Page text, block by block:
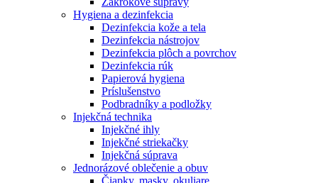
Hygiena a dezinfekcia
Dezinfekcia kože a tela
Dezinfekcia nástrojov
Dezinfekcia plôch a povrchov
Dezinfekcia rúk
Papierová hygiena
Príslušenstvo
Podbradníky a podložky
Injekčná technika
Injekčné ihly
Injekčné striekačky
Injekčná súprava
Jednorázové oblečenie a obuv
Čiapky, masky, okuliare